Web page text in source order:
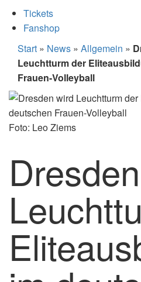
Tickets
Fanshop
Start » News » Allgemein »
Leuchtturm der
Frauen-Volleyball
Foto: Leo Ziems